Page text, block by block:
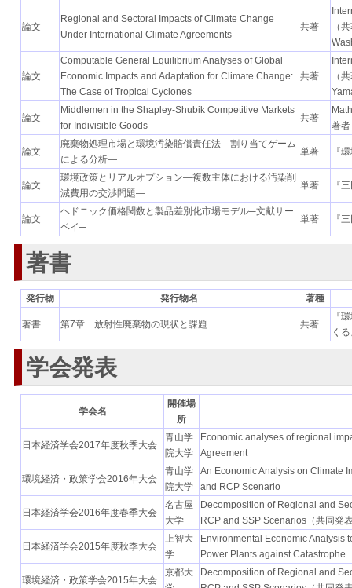
論文
Regional and Sectoral Impacts of Climate Change
Under International Climate Agreements
共著
（
論文
Computable General Equilibrium Analyses of Global
Economic Impacts and Adaptation for Climate Change:
The Case of Tropical Cyclones
共著
（
論文
Middlemen in the Shapley-Shubik Competitive Markets
for Indivisible Goods
共著
著
論文
廃棄物処理市場と環境汚染賠償責任法―割り当てゲーム
による分析―
単著 『
論文
環境政策とリアルオプション―複数主体における汚染削
減費用の交渉問題―
単著 『
論文
ヘドニック価格関数と製品差別化市場モデル─文献サー
ベイ─
単著 『
著書
発行物 発行物名 著種
著書 第7章 放射性廃棄物の現状と課題 共著
『
く
学会発表
学会名
開催場
所
日本経済学会2017年度秋季大会
青山学
院大学
Economic analyses of regional
Agreement
環境経済・政策学会2016年大会
青山学
院大学
An Economic Analysis on Climate
and RCP Scenario
日本経済学会2016年度春季大会
名古屋
大学
Decomposition of Regional and
RCP and SSP Scenarios（共同発
日本経済学会2015年度秋季大会
上智大
学
Environmental Economic Analysis
Power Plants against Catastrophe
環境経済・政策学会2015年大会
京都大
Decomposition of Regional and